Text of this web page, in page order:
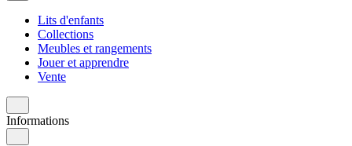
Lits d'enfants
Collections
Meubles et rangements
Jouer et apprendre
Vente
Informations